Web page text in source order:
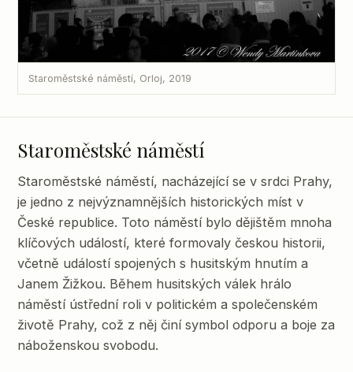
Staroměstské náměstí, Orloj, 2019
Staroměstské náměstí
Staroměstské náměstí, nacházející se v srdci Prahy,
je jedno z nejvýznamnějších historických míst v
České republice. Toto náměstí bylo dějištěm mnoha
klíčových událostí, které formovaly českou historii,
včetně událostí spojených s husitským hnutím a
Janem Žižkou. Během husitských válek hrálo
náměstí ústřední roli v politickém a společenském
životě Prahy, což z něj činí symbol odporu a boje za
náboženskou svobodu.